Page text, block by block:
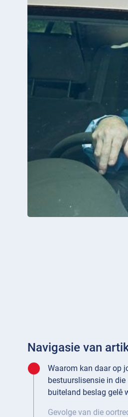
Navigasie van
Waarom kan daar op
bestuurslisensie in die
buiteland beslag gelê
Gevolge van die